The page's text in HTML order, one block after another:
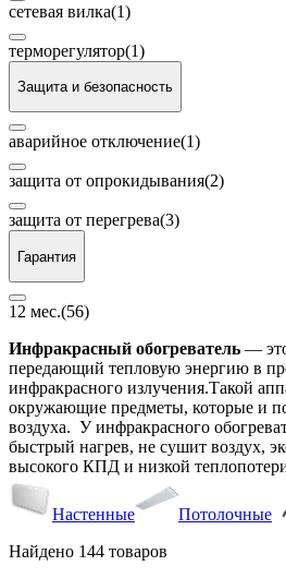
сетевая вилка(1)
терморегулятор(1)
Защита и безопасность
аварийное отключение(1)
защита от опрокидывания(2)
защита от перегрева(3)
Гарантия
12 мес.(56)
Инфракрасный обогреватель —
передающий тепловую энергию в
инфракрасного излучения.Такой
окружающие предметы, которые и
воздуха. У инфракрасного
быстрый нагрев, не сушит воздух,
высокого КПД и низкой
Настенные Потолочные
Найдено 144 товаров